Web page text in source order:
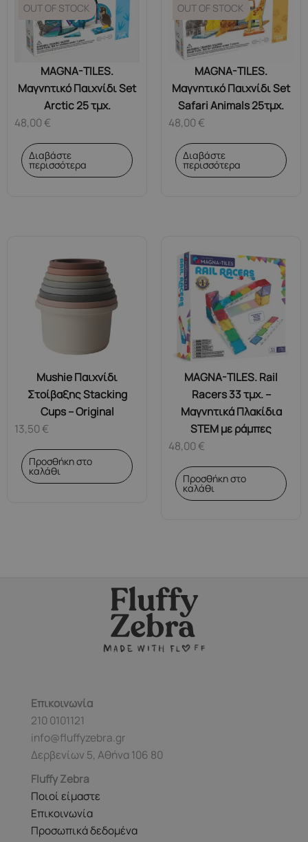
MAGNA-TILES.
Μαγνητικό Παιχνίδι Set
Arctic 25 τμχ.
OUT OF STOCK
48,00€
Διαβάστε
περισσότερα
MAGNA-TILES.
Μαγνητικό Παιχνίδι Set
Safari Animals 25τμχ.
OUT OF STOCK
48,00€
Διαβάστε
περισσότερα
Mushie Παιχνίδι
Στοίβαξης Stacking
Cups – Original
13,50€
Προσθήκη στο
καλάθι
MAGNA-TILES. Rail
Racers 33 τμχ. –
Μαγνητικά Πλακίδια
STEM με ράμπες
48,00€
Προσθήκη στο
καλάθι
Επικοινωνία
210 0101121
info@fluffyzebra.gr
Δερβενίων 5, Αθήνα 106 80
Fluffy Zebra
Ποιοί είμαστε
Επικοινωνία
Προσωπικά δεδομένα